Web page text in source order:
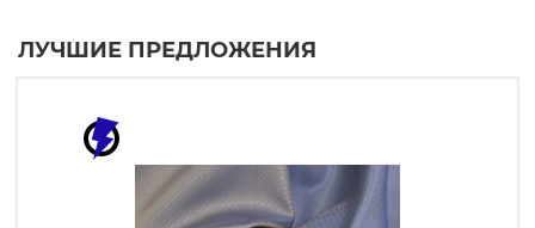
ЛУЧШИЕ ПРЕДЛОЖЕНИЯ